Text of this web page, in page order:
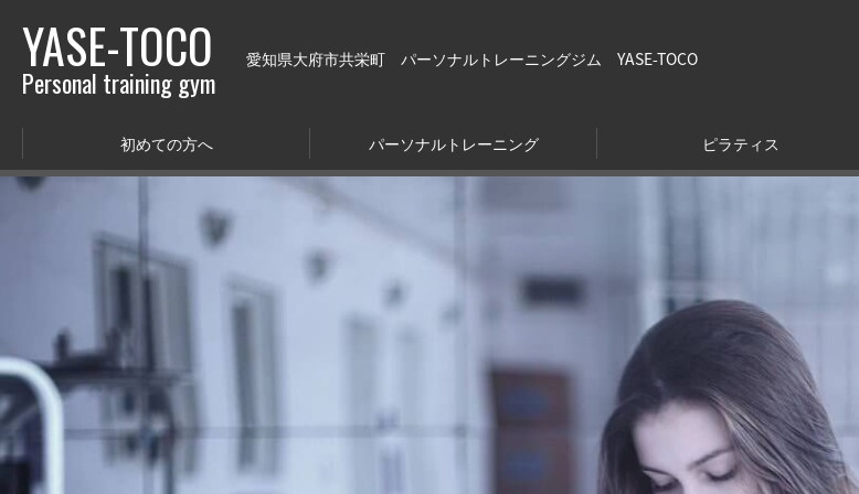
YASE-TOCO
Personal training gym
愛知県大府市共栄町 パーソナルトレーニングジム YASE-TOCO
初めての方へ パーソナルトレーニング ピラティス